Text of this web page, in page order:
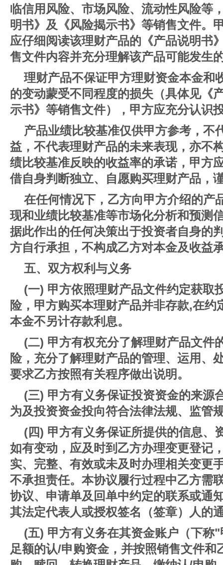
临信用风险、市场风险、流动性风险等
明书》及《风险揭示书》等销售文件。
应仔细阅读该理财产品的《产品说明书
售文件内容并充分理解该产品可能发生
理财产品不保证甲方理财资金本金和
的变动蒙受不同程度的损失（具体见《
示书》等销售文件），甲方应充分认识
产品业绩比较基准仅供甲方参考，不
益，不代表理财产品的未来表现，亦不
绩比较基准反映的收益率的承诺，甲方
借自身判断独立、自愿购买理财产品，
在任何情况下，乙方向甲方介绍的产
现和业绩比较基准等市场化分析和预测
据此作出的任何决策出于投资者自身的
方自行承担，不构成乙方对本金及收益
五、双方权利与义务
(一) 甲方依照理财产品文件约定获取
险，甲方购买本理财产品并非存款,在约
本金不另计存款利息。
(二) 甲方有权充分了解理财产品文件
险，充分了解理财产品的管理、运用、
要求乙方按照有关程序做出说明。
(三) 甲方有义务保证投资资金的来源
为及投资资金投向符合法律法规、监管
(四) 甲方有义务保证所提供的信息、
如有变动，应及时到乙方办理变更登记
实、完整、有效或未及时办理相关变更
不承担责任。本协议履行过程中乙方需
协议、申请单及回单中约定的联系或通
其法定代表人或授权签名（签章）人的
(五) 甲方有义务在其资金账户（下称
足额的认/申购资金，并按照销售文件和